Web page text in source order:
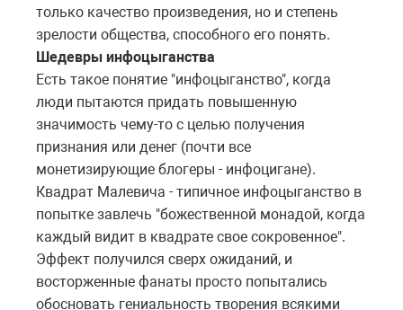
только качество произведения, но и степень
зрелости общества, способного его понять.
Шедевры инфоцыганства
Есть такое понятие "инфоцыганство", когда
люди пытаются придать повышенную
значимость чему-то с целью получения
признания или денег (почти все
монетизирующие блогеры - инфоцигане).
Квадрат Малевича - типичное инфоцыганство в
попытке завлечь "божественной монадой, когда
каждый видит в квадрате свое сокровенное".
Эффект получился сверх ожиданий, и
восторженные фанаты просто попытались
обосновать гениальность творения всякими